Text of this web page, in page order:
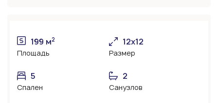
199 м2
Площадь
12х12
Размер
5
Спален
2
Санузлов